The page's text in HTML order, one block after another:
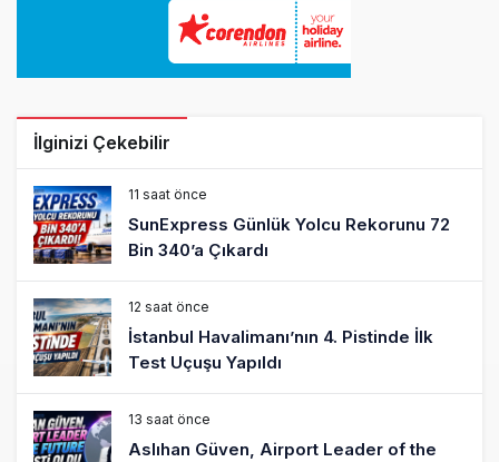
İlginizi Çekebilir
11 saat önce
SunExpress Günlük Yolcu Rekorunu 72
Bin 340’a Çıkardı
12 saat önce
İstanbul Havalimanı’nın 4. Pistinde İlk
Test Uçuşu Yapıldı
13 saat önce
Aslıhan Güven, Airport Leader of the